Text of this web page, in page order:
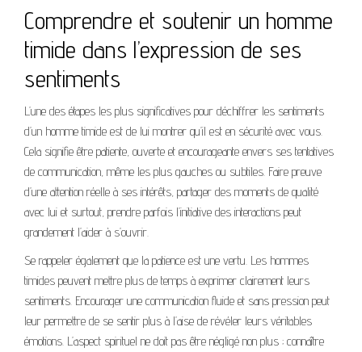
Comprendre et soutenir un homme
timide dans l’expression de ses
sentiments
L’une des étapes les plus significatives pour déchiffrer les sentiments
d’un homme timide est de lui montrer qu’il est en sécurité avec vous.
Cela signifie être patiente, ouverte et encourageante envers ses tentatives
de communication, même les plus gauches ou subtiles. Faire preuve
d’une attention réelle à ses intérêts, partager des moments de qualité
avec lui et surtout, prendre parfois l’initiative des interactions peut
grandement l’aider à s’ouvrir.
Se rappeler également que la patience est une vertu. Les hommes
timides peuvent mettre plus de temps à exprimer clairement leurs
sentiments. Encourager une communication fluide et sans pression peut
leur permettre de se sentir plus à l’aise de révéler leurs véritables
émotions. L’aspect spirituel ne doit pas être négligé non plus ; connaître